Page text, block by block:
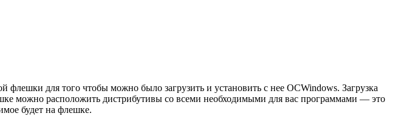
флешки для того чтобы можно было загрузить и установить с нее ОСWindows. Загрузка
можно расположить дистрибутивы со всеми необходимыми для вас программами — это
будет на флешке.